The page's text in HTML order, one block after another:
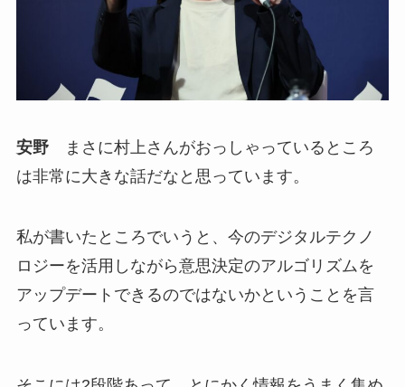
安野まさに村上さんがおっしゃっているところ
は非常に大きな話だなと思っています。
私が書いたところでいうと、今のデジタルテクノ
ロジーを活用しながら意思決定のアルゴリズムを
アップデートできるのではないかということを言
っています。